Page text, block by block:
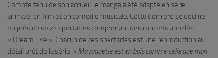
Compte tenu de son accueil, le manga a été adapté en série
animée, en film et en comédie musicale. Cette dernière se décline
en près de seize spectacles comprenant des concerts appelés
« Dream Live ». Chacun de ces spectacles est une reproduction au
détail prêt de la série. « Ma raquette est en bois comme celle que mon